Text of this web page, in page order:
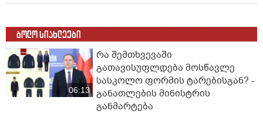
ბოლო სიახლეები
06:13
რა შემთხვევაში
გათავისუფლდება მოსწავლე
სასკოლო ფორმის ტარებისგან? -
განათლების მინისტრის
განმარტება